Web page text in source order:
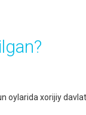
oylarida xorijiy